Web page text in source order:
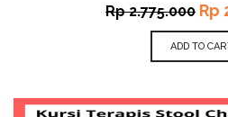
Rp2.775.000 Rp
ADD TO